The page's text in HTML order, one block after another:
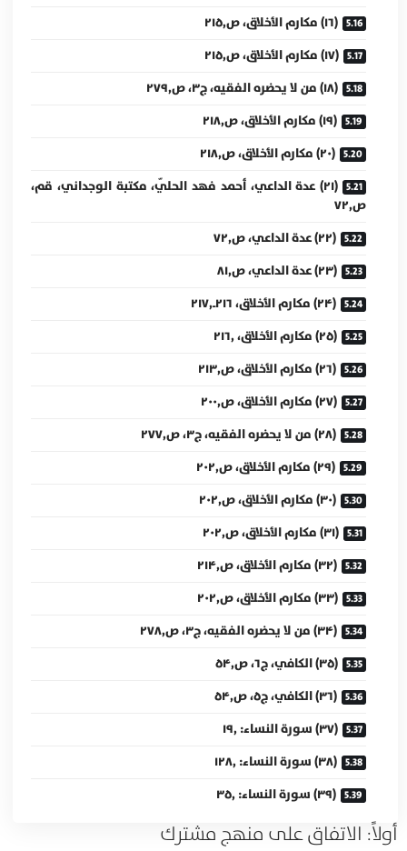
(۱۶) مكارم الأخلاق، ص۲۱۵٫
(۱۷) مكارم الأخلاق، ص۲۱۵٫
(۱۸) من لا يحضره الفقيه، ج۳، ص۲۷۹٫
(۱۹) مكارم الأخلاق، ص۲۱۸٫
(۲۰) مكارم الأخلاق، ص۲۱۸٫
(۲۱) عدة الداعي، أحمد فهد الحلّي، مكتبة الوجداني، قم،
ص۷۲٫
(۲۲) عدة الداعي، ص۷۲٫
(۲۳) عدة الداعي، ص۸۱٫
(۲۴) مكارم الأخلاق، ۲۱۶ـ۲۱۷٫
(۲۵) مكارم الأخلاق، ۲۱۶٫
(۲۶) مكارم الأخلاق، ص۲۱۳٫
(۲۷) مكارم الأخلاق، ص۲۰۰٫
(۲۸) من لا يحضره الفقيه، ج۳، ص۲۷۷٫
(۲۹) مكارم الأخلاق، ص۲۰۲٫
(۳۰) مكارم الأخلاق، ص۲۰۲٫
(۳۱) مكارم الأخلاق، ص۲۰۲٫
(۳۲) مكارم الأخلاق، ص۲۱۴٫
(۳۳) مكارم الأخلاق، ص۲۰۲٫
(۳۴) من لا يحضره الفقيه، ج۳، ص۲۷۸٫
(۳۵) الكافي، ج۶، ص۵۴٫
(۳۶) الكافي، ج۵، ص۵۴٫
(۳۷) سورة النساء: ۱۹٫
(۳۸) سورة النساء: ۱۲۸٫
(۳۹) سورة النساء: ۳۵٫
أولاً: الاتفاق على منهج مشترك